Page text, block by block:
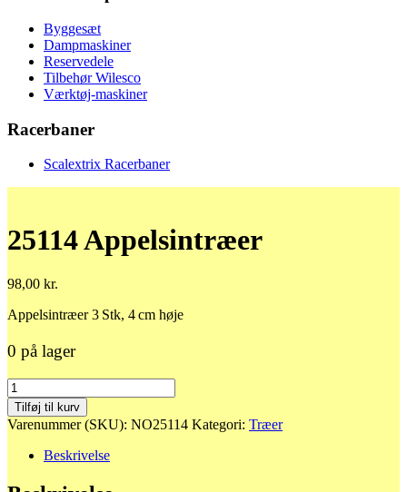
Byggesæt
Dampmaskiner
Reservedele
Tilbehør Wilesco
Værktøj-maskiner
Racerbaner
Scalextrix Racerbaner
25114 Appelsintræer
98,00 kr.
Appelsintræer 3 Stk, 4 cm høje
0 på lager
25114
Appelsintræer
antal
Tilføj til kurv
Varenummer (SKU): NO25114 Kategori: Træer
Beskrivelse